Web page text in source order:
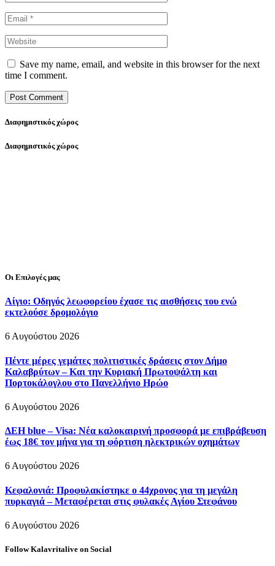
Save my name, email, and website in this browser for the next
time I comment.
Διαφημιστικός χώρος
Διαφημιστικός χώρος
Οι Επιλογές μας
Αίγιο: Οδηγός λεωφορείου έχασε τις αισθήσεις του ενώ
εκτελούσε δρομολόγιο
6 Αυγούστου 2026
Πέντε μέρες γεμάτες πολιτιστικές δράσεις στον Δήμο
Καλαβρύτων – Και την Κυριακή Πρωτοψάλτη και
Πορτοκάλογλου στο Πανελλήνιο Ηρώο
6 Αυγούστου 2026
ΔΕΗ blue – Visa: Νέα καλοκαιρινή προσφορά με επιβράβευση
έως 18€ τον μήνα για τη φόρτιση ηλεκτρικών οχημάτων
6 Αυγούστου 2026
Κεφαλονιά: Προφυλακίστηκε ο 44χρονος για τη μεγάλη
πυρκαγιά – Μεταφέρεται στις φυλακές Αγίου Στεφάνου
6 Αυγούστου 2026
Follow Kalavritalive on Social